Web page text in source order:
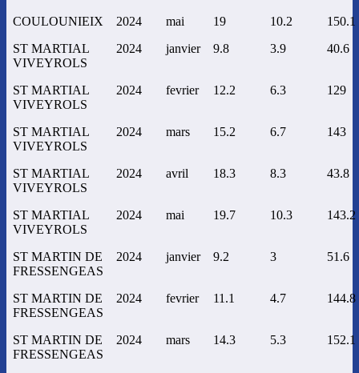
COULOUNIEIX
2024 mai 19 10.2
150.1
ST MARTIAL
VIVEYROLS
2024 janvier 9.8 3.9 40.6
ST MARTIAL
VIVEYROLS
2024 fevrier 12.2 6.3 129
ST MARTIAL
VIVEYROLS
2024 mars 15.2 6.7 143
ST MARTIAL
VIVEYROLS
2024 avril 18.3 8.3 43.8
ST MARTIAL
VIVEYROLS
2024 mai 19.7 10.3 143.2
ST MARTIN DE
FRESSENGEAS
2024 janvier 9.2 3 51.6
ST MARTIN DE
FRESSENGEAS
2024 fevrier 11.1 4.7 144.8
ST MARTIN DE
FRESSENGEAS
2024 mars 14.3 5.3 152.1